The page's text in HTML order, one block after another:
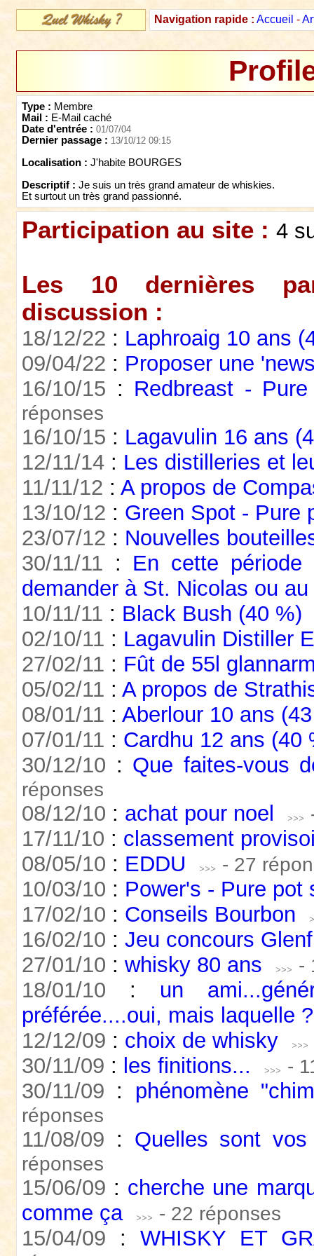
Navigation rapide : Accueil -
Type : Membre
Mail : E-Mail caché
Date d'entrée : 01/07/04
Dernier passage : 13/10/12 09:15
Localisation : J'habite BOURGES
Descriptif : Je suis un très grand amateur de whiskies.
Et surtout un très grand passionné.
Participation au site : 4
Les 10 dernières
discussion :
18/12/22 : Laphroaig 10 ans
09/04/22 : Proposer une
16/10/15 : Redbreast -
réponses
16/10/15 : Lagavulin 16 ans
12/11/14 : Les distilleries et
11/11/12 : A propos de
13/10/12 : Green Spot - Pure
23/07/12 : Nouvelles
30/11/11 : En cette période
demander à St. Nicolas ou
10/11/11 : Black Bush (40 %)
02/10/11 : Lagavulin Distiller
27/02/11 : Fût de 55l
05/02/11 : A propos de
08/01/11 : Aberlour 10 ans
07/01/11 : Cardhu 12 ans (40
30/12/10 : Que faites-vous
réponses
08/12/10 : achat pour noel
17/11/10 : classement
08/05/10 : EDDU - 27
10/03/10 : Power's - Pure pot
17/02/10 : Conseils Bourbon
16/02/10 : Jeu concours
27/01/10 : whisky 80 ans -
18/01/10 : un
préférée....oui, mais laquelle
12/12/09 : choix de whisky
30/11/09 : les finitions... -
30/11/09 : phénomène
réponses
11/08/09 : Quelles sont
réponses
15/06/09 : cherche une
comme ça
- 22 réponses
15/04/09 : WHISKY ET